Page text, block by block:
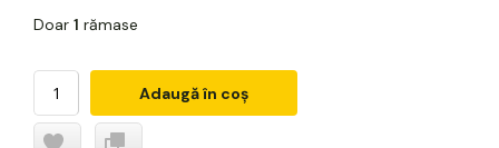
Doar 1 rămase
Adaugă în coș